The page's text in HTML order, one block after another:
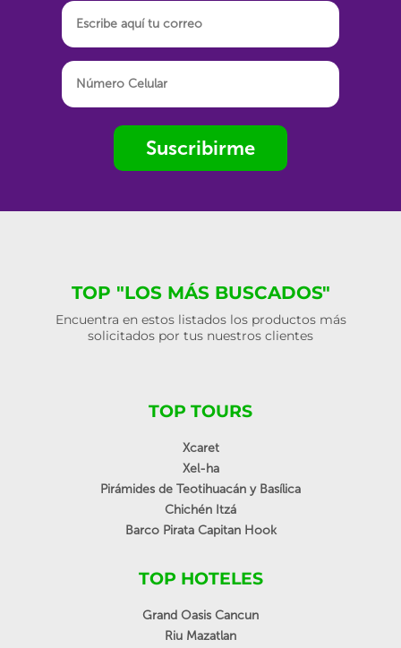
Suscribirme
TOP "LOS MÁS BUSCADOS"
Encuentra en estos listados los productos más
solicitados por tus nuestros clientes
TOP TOURS
Xcaret
Xel-ha
Pirámides de Teotihuacán y Basílica
Chichén Itzá
Barco Pirata Capitan Hook
TOP HOTELES
Grand Oasis Cancun
Riu Mazatlan